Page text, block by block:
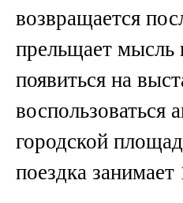
возвращается
прельщает мысль
появиться на
воспользоваться
городской
поездка